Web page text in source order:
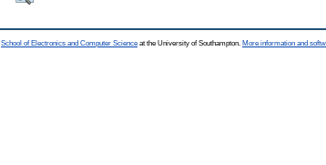
School of Electronics and Computer Science at the University of Southampton. More information and